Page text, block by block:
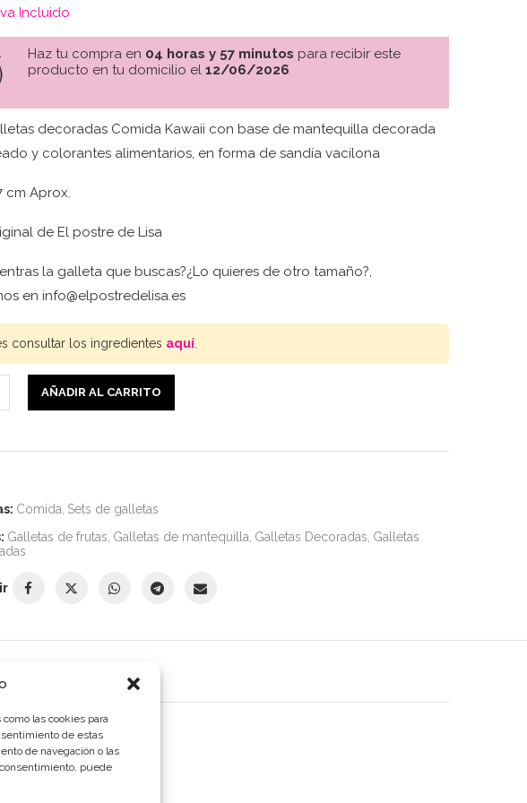
las cookies para
de estas
de navegación o las
puede
Incluido
Haz tu compra en 04 horas y 57 minutos para recibir este
producto en tu domicilio el 12/06/2026
decoradas Comida Kawaii con base de mantequilla decorada
y colorantes alimentarios, en forma de sandía vacilona
cm Aprox.
de El postre de Lisa
la galleta que buscas?¿Lo quieres de otro tamaño?,
en info@elpostredelisa.es
consultar los ingredientes aquí.
AÑADIR AL CARRITO
Comida Sets de galletas
Galletas de frutas Galletas de mantequilla Galletas Decoradas Galletas